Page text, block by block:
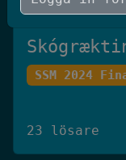
SSM 2024
23 lösare